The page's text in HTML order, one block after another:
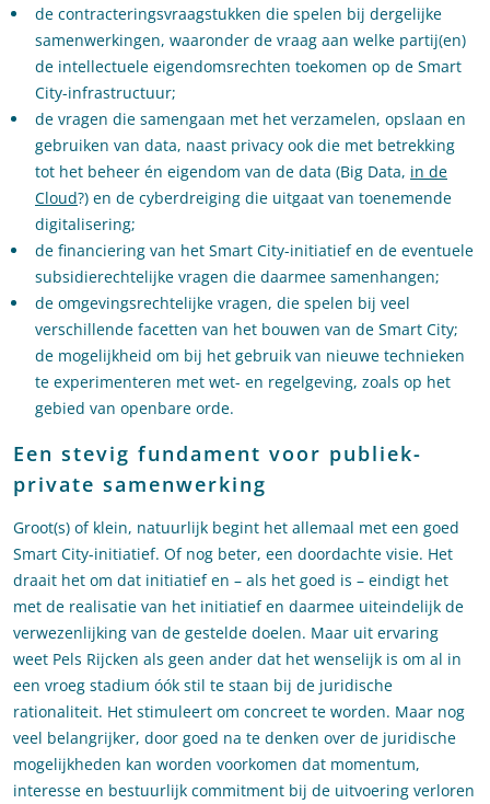
de contracteringsvraagstukken die spelen bij dergelijke
samenwerkingen, waaronder de vraag aan welke partij(en)
de intellectuele eigendomsrechten toekomen op de Smart
City-infrastructuur;
de vragen die samengaan met het verzamelen, opslaan en
gebruiken van data, naast privacy ook die met betrekking
tot het beheer én eigendom van de data (Big Data, in de
Cloud?) en de cyberdreiging die uitgaat van toenemende
digitalisering;
de financiering van het Smart City-initiatief en de eventuele
subsidierechtelijke vragen die daarmee samenhangen;
de omgevingsrechtelijke vragen, die spelen bij veel
verschillende facetten van het bouwen van de Smart City;
de mogelijkheid om bij het gebruik van nieuwe technieken
te experimenteren met wet- en regelgeving, zoals op het
gebied van openbare orde.
Een stevig fundament voor publiek-
private samenwerking
Groot(s) of klein, natuurlijk begint het allemaal met een goed
Smart City-initiatief. Of nog beter, een doordachte visie. Het
draait het om dat initiatief en – als het goed is – eindigt het
met de realisatie van het initiatief en daarmee uiteindelijk de
verwezenlijking van de gestelde doelen. Maar uit ervaring
weet Pels Rijcken als geen ander dat het wenselijk is om al in
een vroeg stadium óók stil te staan bij de juridische
rationaliteit. Het stimuleert om concreet te worden. Maar nog
veel belangrijker, door goed na te denken over de juridische
mogelijkheden kan worden voorkomen dat momentum,
interesse en bestuurlijk commitment bij de uitvoering verloren